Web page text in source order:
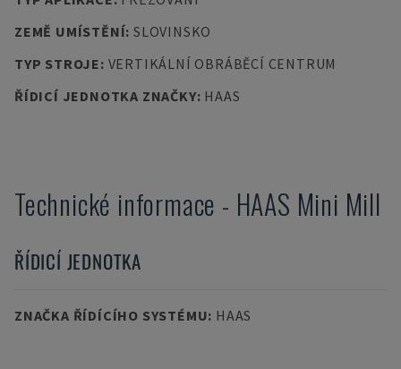
ZEMĚ UMÍSTĚNÍ: SLOVINSKO
TYP STROJE: VERTIKÁLNÍ OBRÁBĚCÍ CENTRUM
ŘÍDICÍ JEDNOTKA ZNAČKY: HAAS
Technické informace - HAAS Mini Mill
ŘÍDICÍ JEDNOTKA
ZNAČKA ŘÍDÍCÍHO SYSTÉMU: HAAS